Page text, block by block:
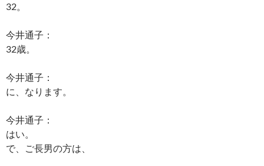
32。
今井通子：
32歳。
今井通子：
に、なります。
今井通子：
はい。
で、ご長男の方は、